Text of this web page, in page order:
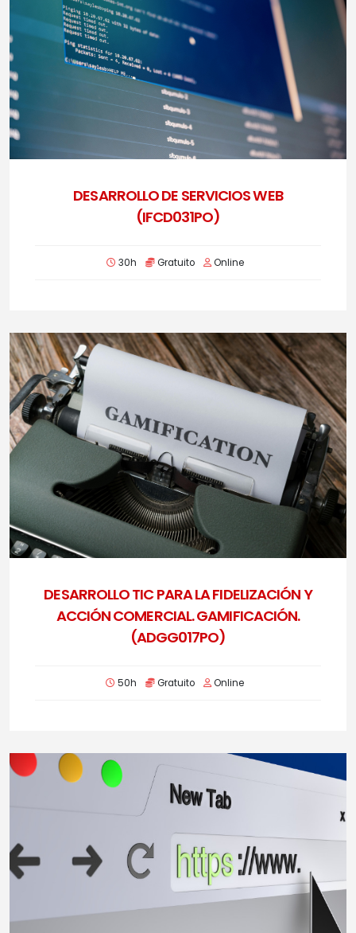
DESARROLLO DE SERVICIOS WEB
(IFCD031PO)
30h Gratuito Online
DESARROLLO TIC PARA LA FIDELIZACIÓN Y
ACCIÓN COMERCIAL. GAMIFICACIÓN.
(ADGG017PO)
50h Gratuito Online